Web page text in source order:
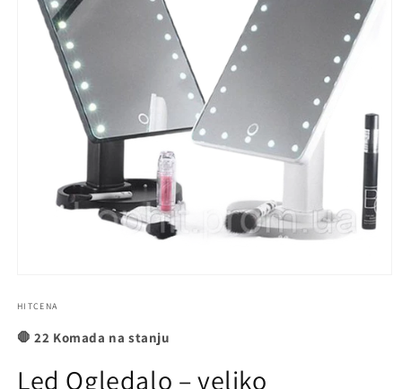
1
modal
HITCENA
🛑 22 Komada na stanju
Led Ogledalo – veliko